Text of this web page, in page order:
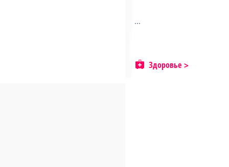
...
Здоровье